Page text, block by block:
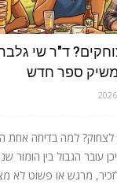
ד"ר שי
ספר חדש
למה בדיחה אחת
עובר הגבול בין הומור
מרגש או פשוט לא